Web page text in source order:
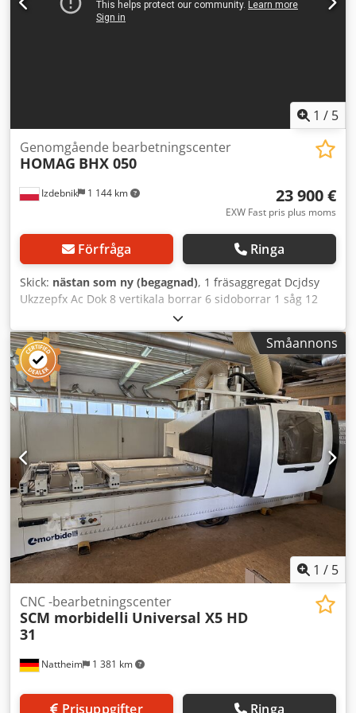
1 / 5
Izdebnik 1 144 km
Genomgående bearbetningscenter
HOMAG BHX 050
23 900 €
EXW Fast pris plus moms
Förfråga Ringa
Skick: nästan som ny (begagnad), 1 fräsaggregat Dcjdsy
Ukzzepfx Ac Dok 8 vertikala borrar 6 sidoborrar 1 såg 12
Småannons
1 / 5
Nattheim 1 381 km
CNC -bearbetningscenter
SCM morbidelli Universal X5 HD
31
Prisuppgifter Ringa